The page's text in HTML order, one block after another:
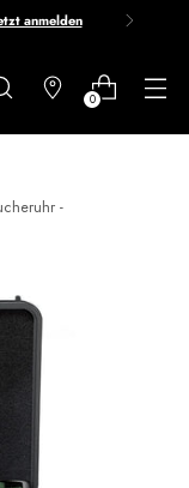
anmelden
0
-